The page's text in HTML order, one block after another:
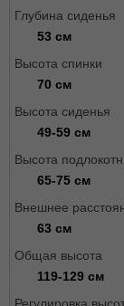
Глубина сиденья
53 см
Высота спинки
70 см
Высота сиденья
49-59 см
Высота
65-75 см
Внешнее
63 см
Общая высота
119-129 см